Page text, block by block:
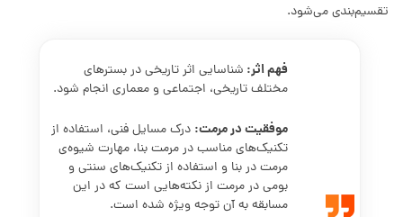
تقسیم‌بندی می‌شود.
فهم اثر: شناسایی اثر تاریخی در بسترهای
مختلف تاریخی، اجتماعی و معماری انجام شود.
موفقیت در مرمت: درک مسایل فنی، استفاده از
تکنیک‌های مناسب در مرمت بنا، مهارت شیوه‌ی
مرمت در بنا و استفاده از تکنیک‌های سنتی و
بومی در مرمت از نکته‌هایی است که در این
مسابقه به آن توجه ویژه شده است.